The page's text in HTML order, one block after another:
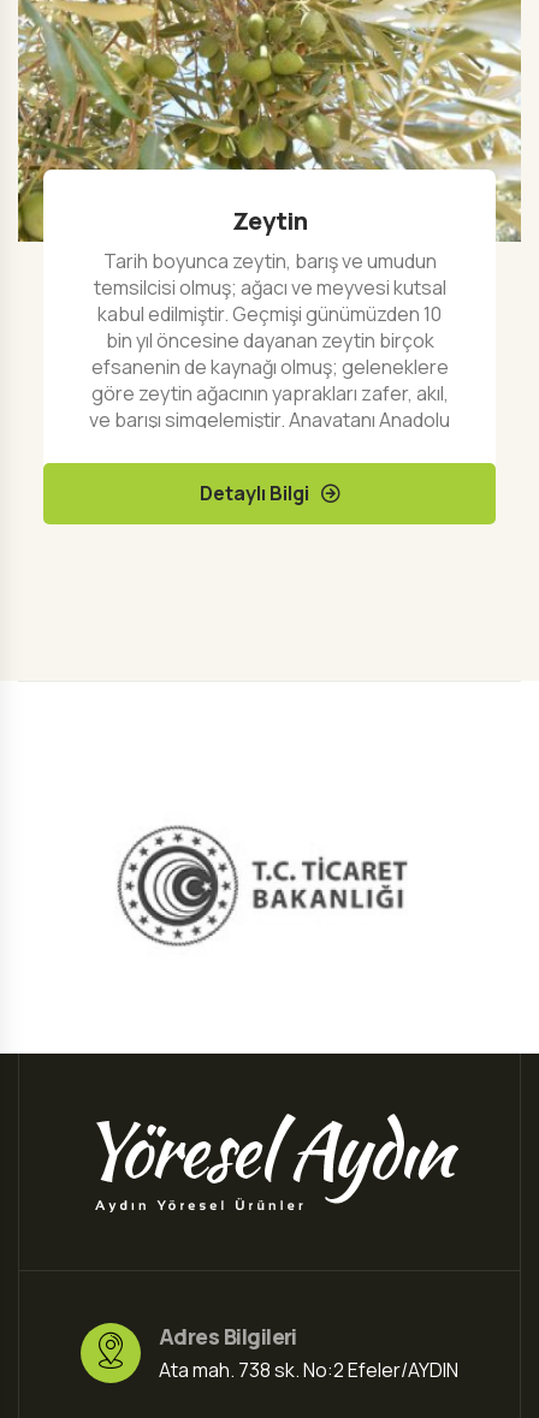
Zeytin
Tarih boyunca zeytin, barış ve umudun
temsilcisi olmuş; ağacı ve meyvesi kutsal
kabul edilmiştir. Geçmişi günümüzden 10
bin yıl öncesine dayanan zeytin birçok
efsanenin de kaynağı olmuş; geleneklere
göre zeytin ağacının yaprakları zafer, akıl,
ve barışı simgelemiştir. Anavatanı Anadolu
ve K vitaminlerini içermektedir. Kalp ve
damar hastalıkları için çok faydalı olan
Detaylı Bilgi
Adres Bilgileri
Ata mah. 738 sk. No:2 Efeler/AYDIN